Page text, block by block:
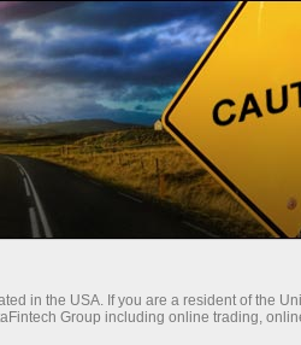
वास्तविक
in the USA. If you are a resident of the
Group including online trading,